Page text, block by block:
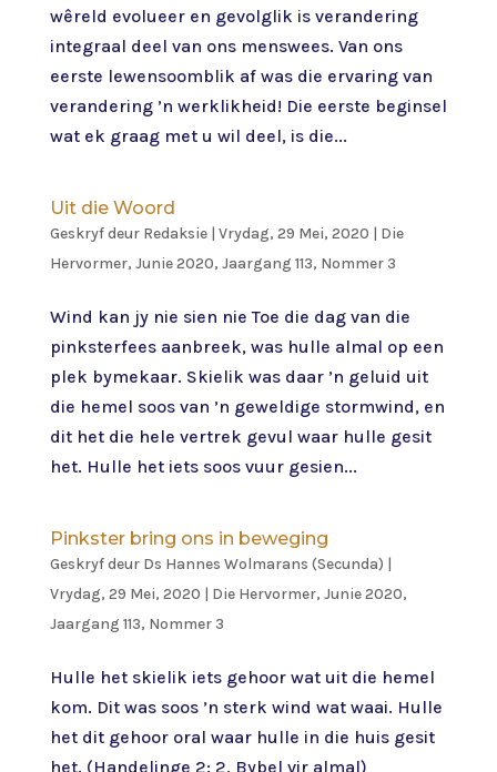
wêreld evolueer en gevolglik is verandering
integraal deel van ons menswees. Van ons
eerste lewensoomblik af was die ervaring van
verandering ’n werklikheid! Die eerste beginsel
wat ek graag met u wil deel, is die...
Uit die Woord
Geskryf deur Redaksie| Vrydag, 29 Mei, 2020 | Die
Hervormer, Junie 2020, Jaargang 113, Nommer 3
Wind kan jy nie sien nie Toe die dag van die
pinksterfees aanbreek, was hulle almal op een
plek bymekaar. Skielik was daar ’n geluid uit
die hemel soos van ’n geweldige stormwind, en
dit het die hele vertrek gevul waar hulle gesit
het. Hulle het iets soos vuur gesien...
Pinkster bring ons in beweging
Geskryf deur Ds Hannes Wolmarans (Secunda) |
Vrydag, 29 Mei, 2020 | Die Hervormer, Junie 2020,
Jaargang 113, Nommer 3
Hulle het skielik iets gehoor wat uit die hemel
kom. Dit was soos ’n sterk wind wat waai. Hulle
het dit gehoor oral waar hulle in die huis gesit
het. (Handelinge 2: 2, Bybel vir almal)